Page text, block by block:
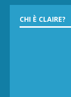
CHI È CLAIRE?